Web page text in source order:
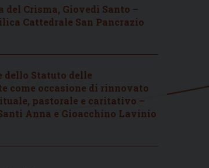
del Crisma, Giovedì Santo –
Cattedrale San Pancrazio
dello Statuto delle
come occasione di rinnovato
pastorale e caritativo –
Anna e Gioacchino Lavinio